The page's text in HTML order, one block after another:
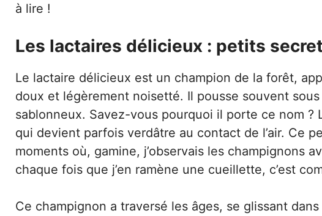
à lire !
Les lactaires délicieux : petits
Le lactaire délicieux est un champion de la forêt,
doux et légèrement noisetté. Il pousse souvent
sablonneux. Savez-vous pourquoi il porte ce nom ?
qui devient parfois verdâtre au contact de l’air. Ce
moments où, gamine, j’observais les champignons
chaque fois que j’en ramène une cueillette, c’est
Ce champignon a traversé les âges, se glissant